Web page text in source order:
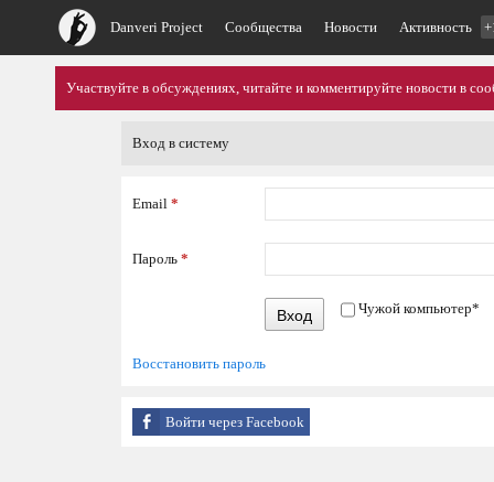
Danveri Project Сообщества Новости Активность
Участвуйте в обсуждениях, читайте и комментируйте новости в
Вход в систему
Email *
Пароль *
Вход Чужой компьютер*
Восстановить пароль
Войти через Facebook